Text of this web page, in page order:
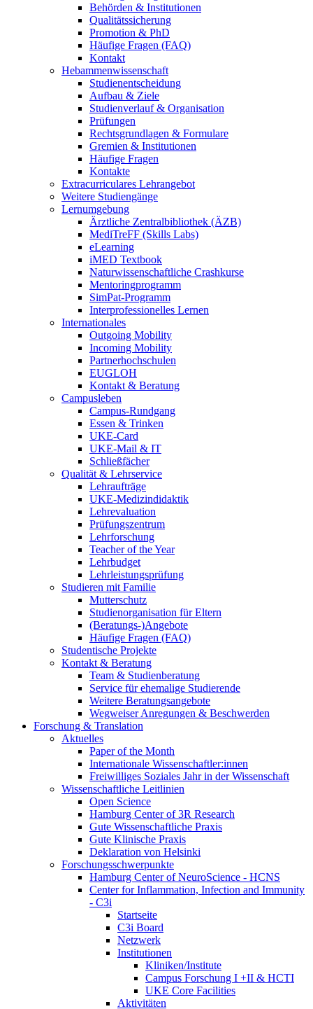
Behörden & Institutionen
Qualitätssicherung
Promotion & PhD
Häufige Fragen (FAQ)
Kontakt
Hebammenwissenschaft
Studienentscheidung
Aufbau & Ziele
Studienverlauf & Organisation
Prüfungen
Rechtsgrundlagen & Formulare
Gremien & Institutionen
Häufige Fragen
Kontakte
Extracurriculares Lehrangebot
Weitere Studiengänge
Lernumgebung
Ärztliche Zentralbibliothek (ÄZB)
MediTreFF (Skills Labs)
eLearning
iMED Textbook
Naturwissenschaftliche Crashkurse
Mentoringprogramm
SimPat-Programm
Interprofessionelles Lernen
Internationales
Outgoing Mobility
Incoming Mobility
Partnerhochschulen
EUGLOH
Kontakt & Beratung
Campusleben
Campus-Rundgang
Essen & Trinken
UKE-Card
UKE-Mail & IT
Schließfächer
Qualität & Lehrservice
Lehraufträge
UKE-Medizindidaktik
Lehrevaluation
Prüfungszentrum
Lehrforschung
Teacher of the Year
Lehrbudget
Lehrleistungsprüfung
Studieren mit Familie
Mutterschutz
Studienorganisation für Eltern
(Beratungs-)Angebote
Häufige Fragen (FAQ)
Studentische Projekte
Kontakt & Beratung
Team & Studienberatung
Service für ehemalige Studierende
Weitere Beratungsangebote
Wegweiser Anregungen & Beschwerden
Forschung & Translation
Aktuelles
Paper of the Month
Internationale Wissenschaftler:innen
Freiwilliges Soziales Jahr in der Wissenschaft
Wissenschaftliche Leitlinien
Open Science
Hamburg Center of 3R Research
Gute Wissenschaftliche Praxis
Gute Klinische Praxis
Deklaration von Helsinki
Forschungsschwerpunkte
Hamburg Center of NeuroScience - HCNS
Center for Inflammation, Infection and Immunity
- C3i
Startseite
C3i Board
Netzwerk
Institutionen
Kliniken/Institute
Campus Forschung I +II & HCTI
UKE Core Facilities
Aktivitäten